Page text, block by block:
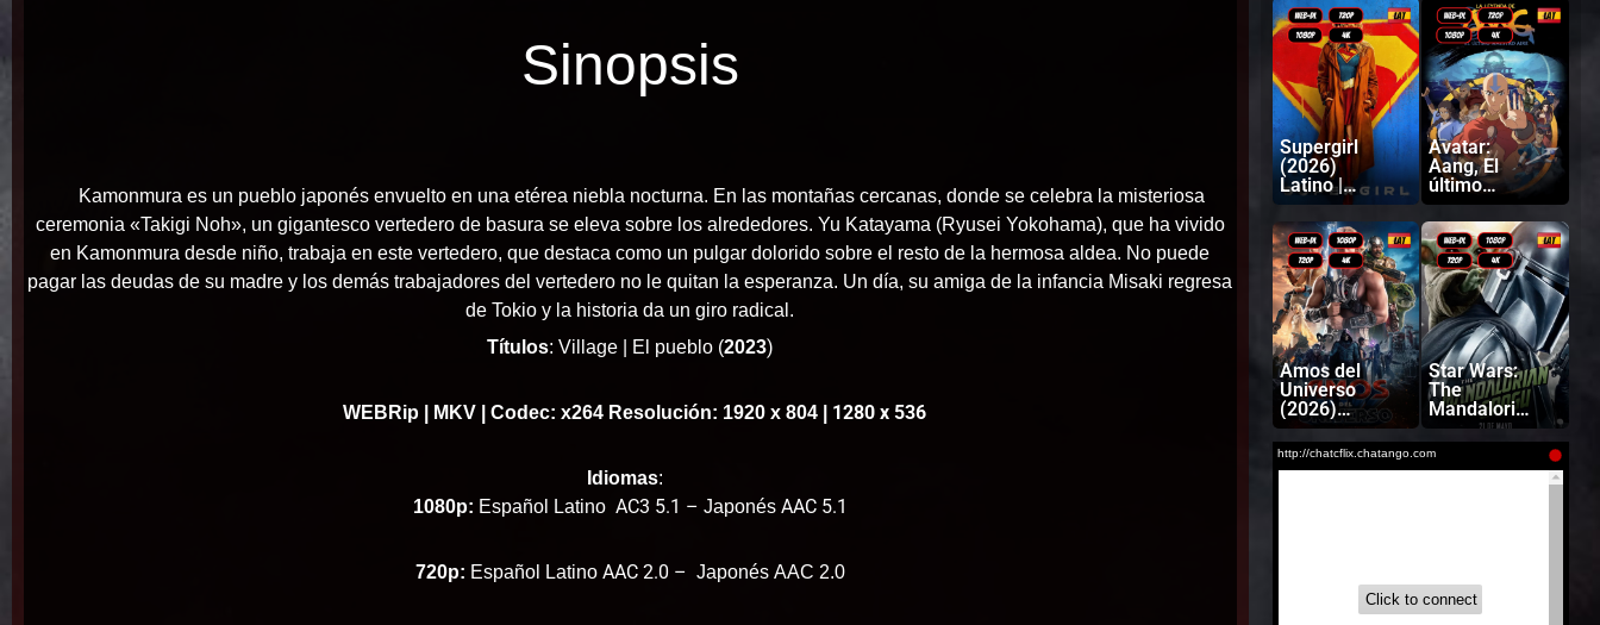
Sinopsis
Kamonmura es un pueblo japonés envuelto en una etérea niebla nocturna. En las montañas cercanas, donde se celebra la misteriosa
ceremonia «Takigi Noh», un gigantesco vertedero de basura se eleva sobre los alrededores. Yu Katayama (Ryusei Yokohama), que ha vivido
en Kamonmura desde niño, trabaja en este vertedero, que destaca como un pulgar dolorido sobre el resto de la hermosa aldea. No puede
pagar las deudas de su madre y los demás trabajadores del vertedero no le quitan la esperanza. Un día, su amiga de la infancia Misaki regresa
de Tokio y la historia da un giro radical.
Títulos: Village | El pueblo (2023)
WEBRip | MKV | Codec: x264 Resolución: 1920 x 804 | 1280 x 536
Idiomas:
1080p: Español Latino AC3 5.1 – Japonés AAC 5.1
720p: Español Latino AAC 2.0 – Japonés AAC 2.0
infinito
(2025)
Latino |
Japonés
Supergirl
(2026)
Latino |
Inglés
Avatar:
Aang, El
último
Maestro
Aire (2026)
Latino |
Inglés
Amos del
Universo
(2026)
Latino |
Inglés
Star Wars:
The
Mandaloria
n and
Grogu
(2026)